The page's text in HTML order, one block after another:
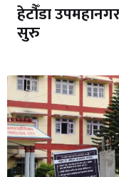
हेटौँडा
सुरु